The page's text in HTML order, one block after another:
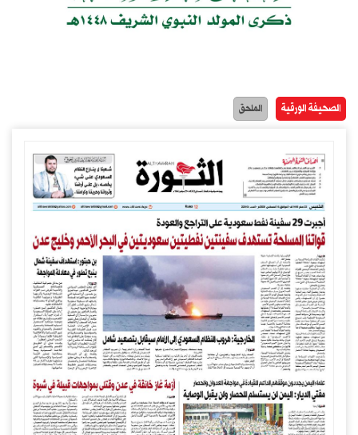
الصحيفة الورقية الملحق